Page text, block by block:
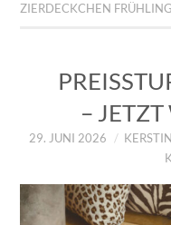
ZIERDECKCHEN FRÜHLING
–
29. JUNI 2026